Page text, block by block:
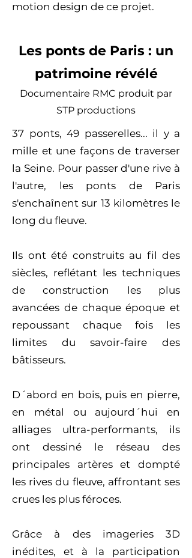
motion design de ce projet.
Les ponts de Paris : un
patrimoine révélé
Documentaire RMC produit par
STP productions
37 ponts, 49 passerelles... il y a
mille et une façons de traverser
la Seine. Pour passer d'une rive à
l'autre, les ponts de Paris
s'enchaînent sur 13 kilomètres le
long du fleuve.
Ils ont été construits au fil des
siècles, reflétant les techniques
de construction les plus
avancées de chaque époque et
repoussant chaque fois les
limites du savoir-faire des
bâtisseurs.
D´abord en bois, puis en pierre,
en métal ou aujourd´hui en
alliages ultra-performants, ils
ont dessiné le réseau des
principales artères et dompté
les rives du fleuve, affrontant ses
crues les plus féroces.
Grâce à des imageries 3D
inédites, et à la participation